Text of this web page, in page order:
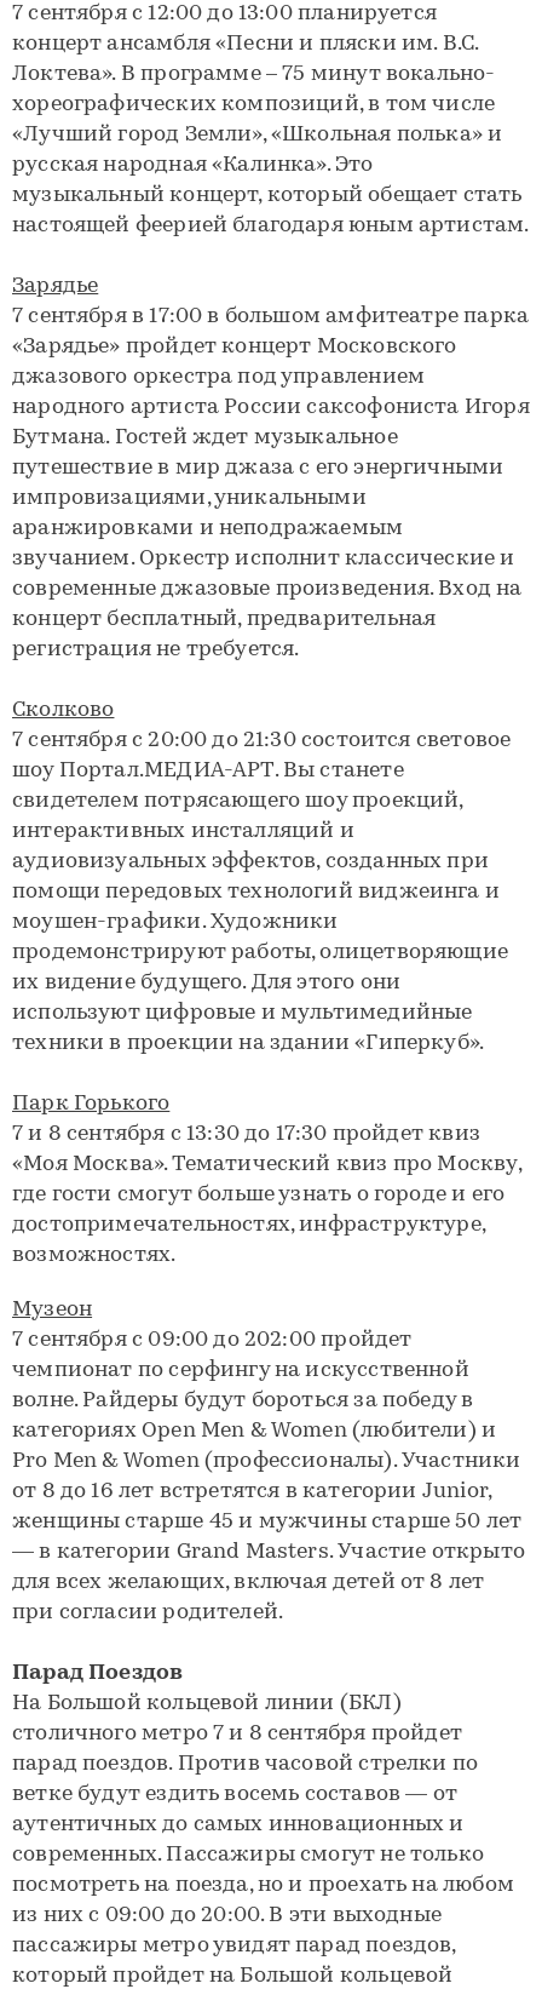
7 сентября с 12:00 до 13:00 планируется
концерт ансамбля «Песни и пляски им. В.С.
Локтева». В программе – 75 минут вокально-
хореографических композиций, в том числе
«Лучший город Земли», «Школьная полька» и
русская народная «Калинка». Это
музыкальный концерт, который обещает стать
настоящей феерией благодаря юным артистам.
Зарядье
7 сентября в 17:00 в большом амфитеатре парка
«Зарядье» пройдет концерт Московского
джазового оркестра под управлением
народного артиста России саксофониста Игоря
Бутмана. Гостей ждет музыкальное
путешествие в мир джаза с его энергичными
импровизациями, уникальными
аранжировками и неподражаемым
звучанием. Оркестр исполнит классические и
современные джазовые произведения. Вход на
концерт бесплатный, предварительная
регистрация не требуется.
Сколково
7 сентября с 20:00 до 21:30 состоится световое
шоу Портал.МЕДИА-АРТ. Вы станете
свидетелем потрясающего шоу проекций,
интерактивных инсталляций и
аудиовизуальных эффектов, созданных при
помощи передовых технологий виджеинга и
моушен-графики. Художники
продемонстрируют работы, олицетворяющие
их видение будущего. Для этого они
используют цифровые и мультимедийные
техники в проекции на здании «Гиперкуб».
Парк Горького
7 и 8 сентября с 13:30 до 17:30 пройдет квиз
«Моя Москва». Тематический квиз про Москву,
где гости смогут больше узнать о городе и его
достопримечательностях, инфраструктуре,
возможностях.
Музеон
7 сентября с 09:00 до 202:00 пройдет
чемпионат по серфингу на искусственной
волне. Райдеры будут бороться за победу в
категориях Open Men & Women (любители) и
Pro Men & Women (профессионалы). Участники
от 8 до 16 лет встретятся в категории Junior,
женщины старше 45 и мужчины старше 50 лет
— в категории Grand Masters. Участие открыто
для всех желающих, включая детей от 8 лет
при согласии родителей.
Парад Поездов
На Большой кольцевой линии (БКЛ)
столичного метро 7 и 8 сентября пройдет
парад поездов. Против часовой стрелки по
ветке будут ездить восемь составов — от
аутентичных до самых инновационных и
современных. Пассажиры смогут не только
посмотреть на поезда, но и проехать на любом
из них с 09:00 до 20:00. В эти выходные
пассажиры метро увидят парад поездов,
который пройдет на Большой кольцевой